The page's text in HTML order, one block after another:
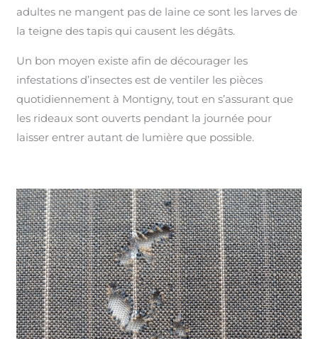
adultes ne mangent pas de laine ce sont les larves de
la teigne des tapis qui causent les dégâts.
Un bon moyen existe afin de décourager les
infestations d’insectes est de ventiler les pièces
quotidiennement à Montigny, tout en s’assurant que
les rideaux sont ouverts pendant la journée pour
laisser entrer autant de lumière que possible.